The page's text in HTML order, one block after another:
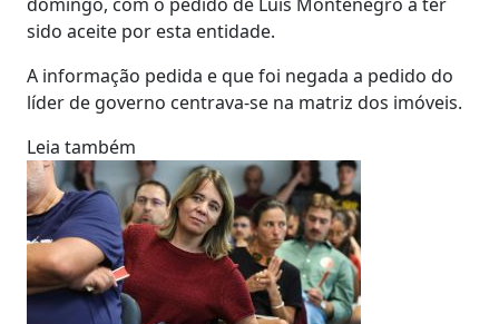
sido aceite por esta entidade.
A informação pedida e que foi negada a pedido do
líder de governo centrava-se na matriz dos imóveis.
Leia também